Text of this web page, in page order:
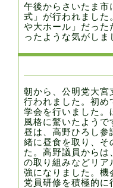
午後からさいたま市
式」が行われました
や大ホール」だった
ったような気がしま
朝から、公明党大宮
行われました。初め
学会を行いました。
風格に驚いたようで
昼は、高野ひろし参
緒に昼食を取り、そ
た。高野議員から
の取り組みなどリア
強になりました。機
党員研修を積極的に